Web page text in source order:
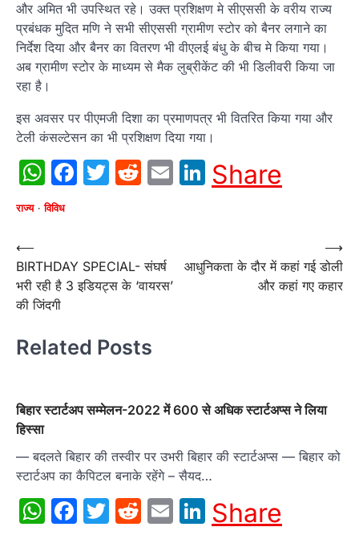
और अमित भी उपस्थित रहे। उक्त प्रशिक्षण मे सीएससी के वरीय राज्य
प्रबंधक मुदित मणि ने सभी सीएससी ग्रामीण स्टोर को बैनर लगाने का
निर्देश दिया और बैनर का वितरण भी वीएलई बंधु के बीच मे किया गया।
अब ग्रामीण स्टोर के माध्यम से मैक लुब्रीकेंट की भी डिलीवरी किया जा
रहा है।
इस अवसर पर पीएमजी दिशा का प्रमाणपत्र भी वितरित किया गया और
टेली कंसल्टेसन का भी प्रशिक्षण दिया गया।
WhatsApp
Facebook
Twitter
Reddit
EmailLinkedIn
Share
राज्य विविध
Post
navigation
⟵
BIRTHDAY SPECIAL- संघर्ष
भरी रही है 3 इडियट्स के ‘वायरस’
की जिंदगी
आधुनिकता के दौर में कहां गई डोली
और कहां गए कहार
⟶
Related Posts
बिहार स्टार्टअप सम्मेलन-2022 में 600 से अधिक स्टार्टअप्स ने लिया
हिस्सा
— बदलते बिहार की तस्वीर पर उभरी बिहार की स्टार्टअप्स — बिहार को
स्टार्टअप का कैपिटल बनाके रहेंगे – सैयद…
WhatsApp
Facebook
Twitter
Reddit
EmailLinkedIn
Share